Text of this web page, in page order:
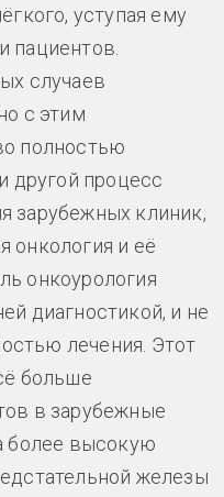
уступая ему
пациентов.
случаев
с этим
полностью
другой процесс
зарубежных клиник,
онкология и её
онкоурология
диагностикой, и не
лечения. Этот
больше
в зарубежные
более высокую
железы